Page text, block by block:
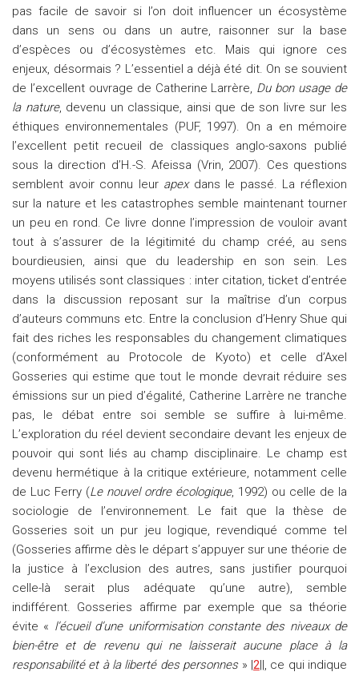
pas facile de savoir si l’on doit influencer un écosystème
dans un sens ou dans un autre, raisonner sur la base
d’espèces ou d’écosystèmes etc. Mais qui ignore ces
enjeux, désormais ? L’essentiel a déjà été dit. On se souvient
de l’excellent ouvrage de Catherine Larrère, Du bon usage de
la nature, devenu un classique, ainsi que de son livre sur les
éthiques environnementales (PUF, 1997). On a en mémoire
l’excellent petit recueil de classiques anglo-saxons publié
sous la direction d’H.-S. Afeissa (Vrin, 2007). Ces questions
semblent avoir connu leur apexdans le passé. La réflexion
sur la nature et les catastrophes semble maintenant tourner
un peu en rond. Ce livre donne l’impression de vouloir avant
tout à s’assurer de la légitimité du champ créé, au sens
bourdieusien, ainsi que du leadership en son sein. Les
moyens utilisés sont classiques : inter citation, ticket d’entrée
dans la discussion reposant sur la maîtrise d’un corpus
d’auteurs communs etc. Entre la conclusion d’Henry Shue qui
fait des riches les responsables du changement climatiques
(conformément au Protocole de Kyoto) et celle d’Axel
Gosseries qui estime que tout le monde devrait réduire ses
émissions sur un pied d’égalité, Catherine Larrère ne tranche
pas, le débat entre soi semble se suffire à lui-même.
L’exploration du réel devient secondaire devant les enjeux de
pouvoir qui sont liés au champ disciplinaire. Le champ est
devenu hermétique à la critique extérieure, notamment celle
de Luc Ferry (Le nouvel ordre écologique, 1992) ou celle de la
sociologie de l’environnement. Le fait que la thèse de
Gosseries soit un pur jeu logique, revendiqué comme tel
(Gosseries affirme dès le départ s’appuyer sur une théorie de
la justice à l’exclusion des autres, sans justifier pourquoi
celle-là serait plus adéquate qu’une autre), semble
indifférent. Gosseries affirme par exemple que sa théorie
évite « l’écueil d’une uniformisation constante des niveaux de
bien-être et de revenu qui ne laisserait aucune place à la
responsabilité et à la liberté des personnes» |2||, ce qui indique